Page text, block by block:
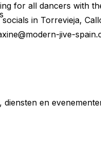
for all dancers with
in Torrevieja,
jive-
en